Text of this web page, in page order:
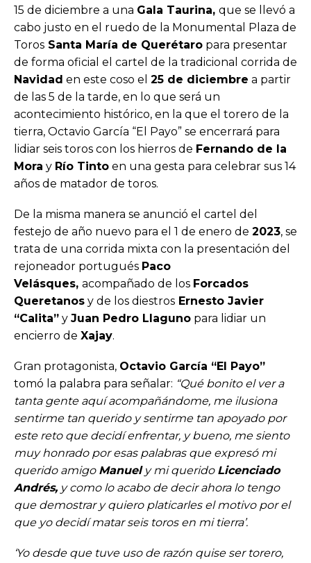
15 de diciembre a una Gala Taurina, que se llevó a
cabo justo en el ruedo de la Monumental Plaza de
Toros Santa María de Querétaro para presentar
de forma oficial el cartel de la tradicional corrida de
Navidad en este coso el 25 de diciembre a partir
de las 5 de la tarde, en lo que será un
acontecimiento histórico, en la que el torero de la
tierra, Octavio García “El Payo” se encerrará para
lidiar seis toros con los hierros de Fernando de la
Mora y Río Tinto en una gesta para celebrar sus 14
años de matador de toros.
De la misma manera se anunció el cartel del
festejo de año nuevo para el 1 de enero de 2023, se
trata de una corrida mixta con la presentación del
rejoneador portugués Paco
Velásques, acompañado de los Forcados
Queretanos y de los diestros Ernesto Javier
“Calita” y Juan Pedro Llaguno para lidiar un
encierro de Xajay.
Gran protagonista, Octavio García “El Payo”
tomó la palabra para señalar: “Qué bonito el ver a
tanta gente aquí acompañándome, me ilusiona
sentirme tan querido y sentirme tan apoyado por
este reto que decidí enfrentar, y bueno, me siento
muy honrado por esas palabras que expresó mi
querido amigo Manuely mi querido Licenciado
Andrés, y como lo acabo de decir ahora lo tengo
que demostrar y quiero platicarles el motivo por el
que yo decidí matar seis toros en mi tierra’.
‘Yo desde que tuve uso de razón quise ser torero,